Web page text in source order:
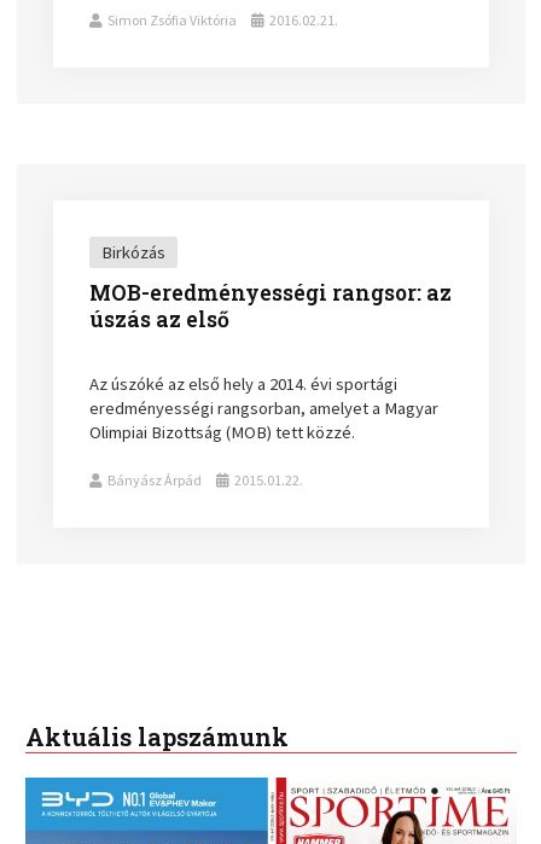
Simon Zsófia Viktória 2016.02.21.
Birkózás
MOB-eredményességi rangsor: az
úszás az első
Az úszóké az első hely a 2014. évi sportági
eredményességi rangsorban, amelyet a Magyar
Olimpiai Bizottság (MOB) tett közzé.
Bányász Árpád 2015.01.22.
Aktuális lapszámunk